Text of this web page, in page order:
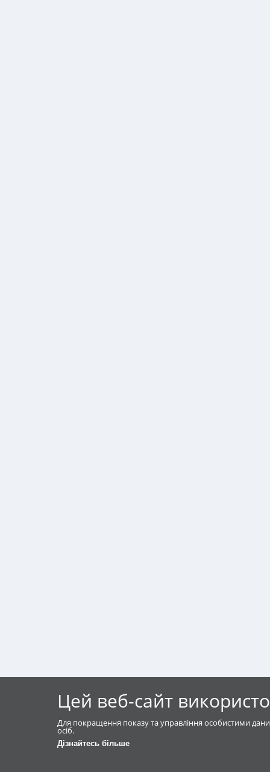
Цей веб-сайт
Для покращення показу та управління особистими
осіб.
Дізнайтесь більше